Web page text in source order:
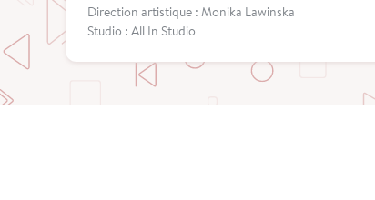
Direction artistique : Monika Lawinska
Studio : All In Studio